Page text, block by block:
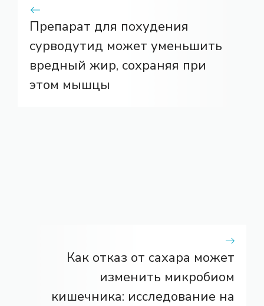
Препарат для похудения
сурводутид может уменьшить
вредный жир, сохраняя при
этом мышцы
Как отказ от сахара может
изменить микробиом
кишечника: исследование на